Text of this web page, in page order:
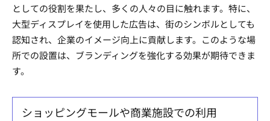
としての役割を果たし、多くの人々の目に触れます。特に、
大型ディスプレイを使用した広告は、街のシンボルとしても
認知され、企業のイメージ向上に貢献します。このような場
所での設置は、ブランディングを強化する効果が期待できま
す。
ショッピングモールや商業施設での利用